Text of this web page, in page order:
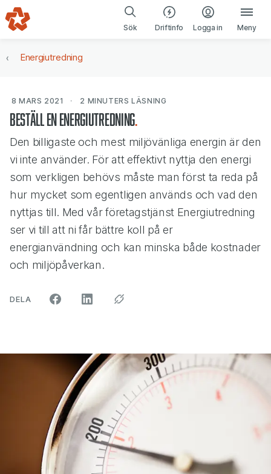
Gå till navigering
Gå till innehåll
Sök Driftinfo Logga in(öppnas i ny
Meny
Energiutredning
8 MARS 2021 2 MINUTERS LÄSNING
Beställ en energiutredning
Den billigaste och mest miljövänliga energin är den
vi inte använder. För att effektivt nyttja den energi
som verkligen behövs måste man först ta reda på
hur mycket som egentligen används och vad den
nyttjas till. Med vår företagstjänst Energiutredning
ser vi till att ni får bättre koll på er
energianvändning och kan minska både kostnader
och miljöpåverkan.
DELA ARTIKELN PÅ SOCIALA MEDIER"